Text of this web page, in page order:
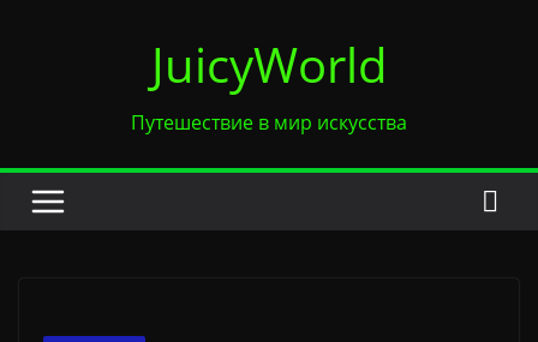
JuicyWorld
Путешествие в мир искусства